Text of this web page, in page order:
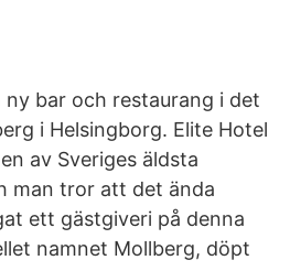
bar och restaurang i det
i Helsingborg. Elite Hotel
av Sveriges äldsta
man tror att det ända
ett gästgiveri på denna
namnet Mollberg, döpt